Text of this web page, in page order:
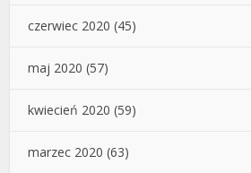
czerwiec 2020 (45)
maj 2020 (57)
kwiecień 2020 (59)
marzec 2020 (63)